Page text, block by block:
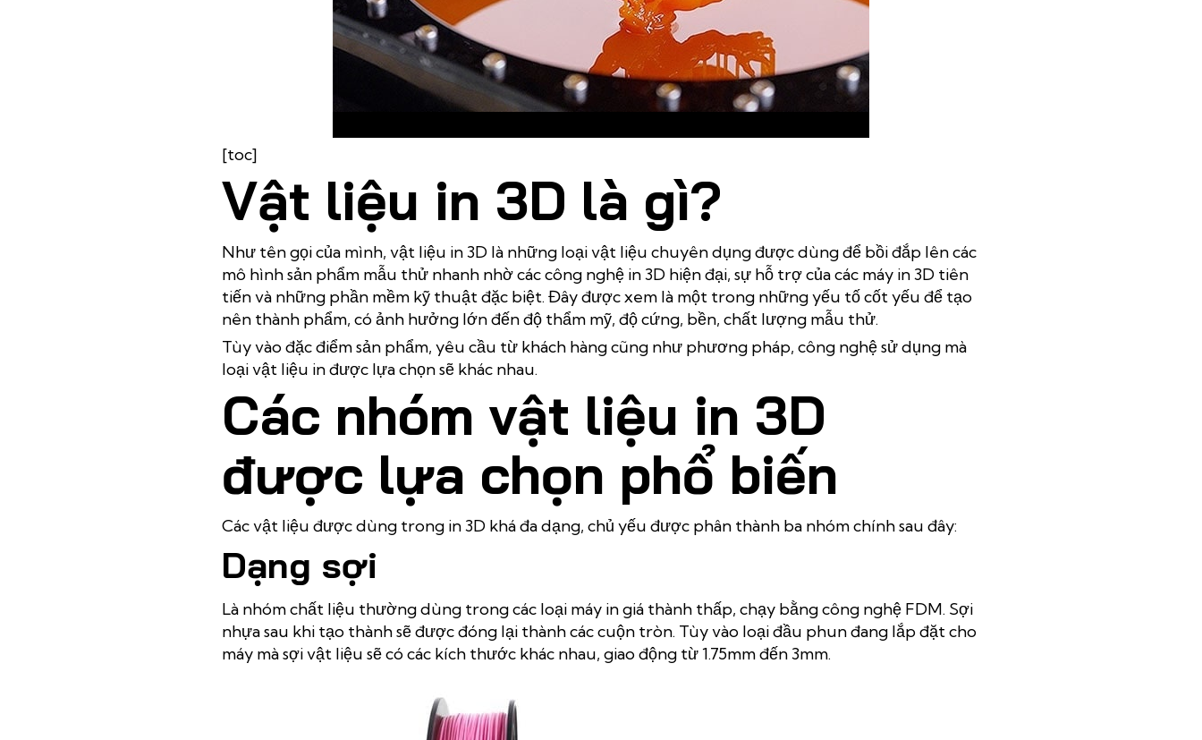
[toc]
Vật liệu in 3D là gì?
Như tên gọi của mình, vật liệu in 3D là những loại vật liệu chuyên dụng được dùng để bồi đắp lên các
mô hình sản phẩm mẫu thử nhanh nhờ các công nghệ in 3D hiện đại, sự hỗ trợ của các máy in 3D tiên
tiến và những phần mềm kỹ thuật đặc biệt. Đây được xem là một trong những yếu tố cốt yếu để tạo
nên thành phẩm, có ảnh hưởng lớn đến độ thẩm mỹ, độ cứng, bền, chất lượng mẫu thử.
Tùy vào đặc điểm sản phẩm, yêu cầu từ khách hàng cũng như phương pháp, công nghệ sử dụng mà
loại vật liệu in được lựa chọn sẽ khác nhau.
Các nhóm vật liệu in 3D
được lựa chọn phổ biến
Các vật liệu được dùng trong in 3D khá đa dạng, chủ yếu được phân thành ba nhóm chính sau đây:
Dạng sợi
Là nhóm chất liệu thường dùng trong các loại máy in giá thành thấp, chạy bằng công nghệ FDM. Sợi
nhựa sau khi tạo thành sẽ được đóng lại thành các cuộn tròn. Tùy vào loại đầu phun đang lắp đặt cho
máy mà sợi vật liệu sẽ có các kích thước khác nhau, giao động từ 1.75mm đến 3mm.